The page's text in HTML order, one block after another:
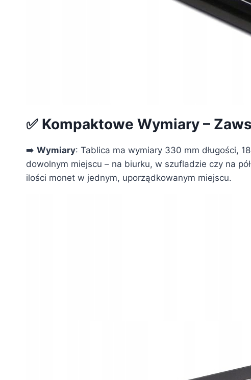
✅ Kompaktowe Wymiary –
➡️ Wymiary: Tablica ma wymiary 330 mm długości,
dowolnym miejscu – na biurku, w szufladzie czy na
ilości monet w jednym, uporządkowanym miejscu.